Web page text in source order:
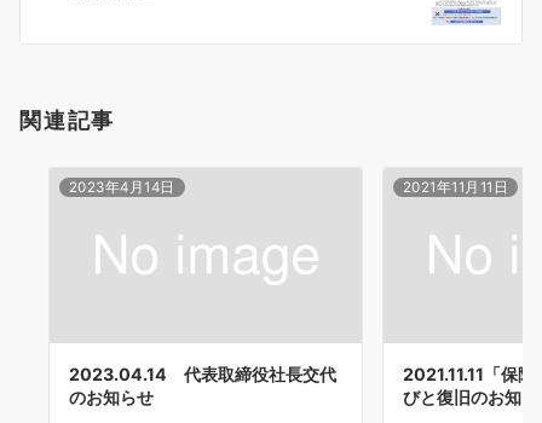
ン
関連記事
2023年4月14日
2023.04.14 代表取締役社長交代
のお知らせ
2021年11月11日
2021.11.11「保
びと復旧のお知ら